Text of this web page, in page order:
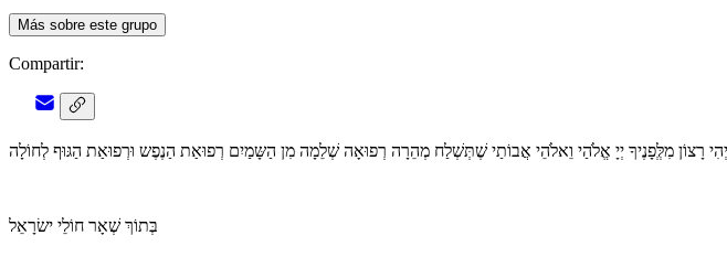
Más sobre este grupo
Compartir:
יְהִי רָצוֹן מִלְְּפָנֶיךָ יְיָ אֱלֹהַי וֵאלֹהֵי אֲבוֹתַי שֶׁתְּשְׁלַח מְהֵרָה רְפוּאָה שְׁלֵמָה מִן הַשָּמַיִם רְפוּאַת הַנֶפֶש וּרְפוּאַת הַגּוּף לְחוֹלָה
בְּתוֹךְ שְׁאָר חוֹלֵי ישׂרָאֵל